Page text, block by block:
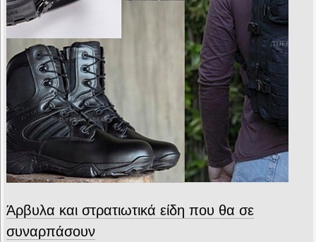
Άρβυλα και στρατιωτικά είδη που θα σε
συναρπάσουν